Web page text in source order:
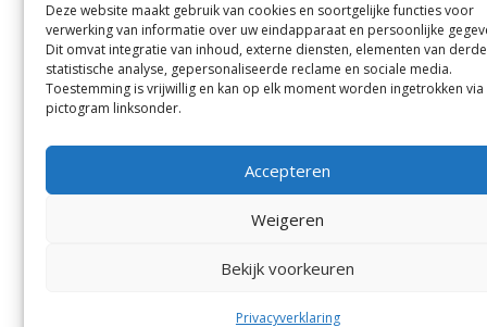
Deze website maakt gebruik van cookies en soortgelijke functies voor
verwerking van informatie over uw eindapparaat en persoonlijke
Dit omvat integratie van inhoud, externe diensten, elementen van
statistische analyse, gepersonaliseerde reclame en sociale media.
Toestemming is vrijwillig en kan op elk moment worden ingetrokken via
pictogram linksonder.
Accepteren
Weigeren
Bekijk voorkeuren
Privacyverklaring